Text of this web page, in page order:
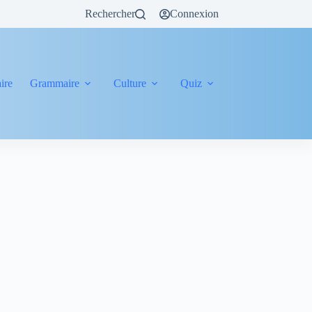
Rechercher Connexion
Grammaire Culture Quiz